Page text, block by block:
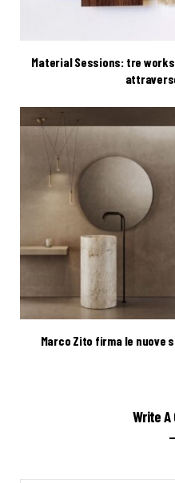
Material Sessions: tre
Marco Zito firma le nuove
Write A